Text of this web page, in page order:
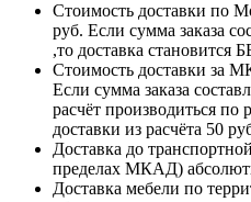
Стоимость доставки по
руб. Если сумма заказа
,то доставка
Стоимость доставки за
Если сумма заказа
расчёт производиться
доставки из расчёта 50
Доставка до
пределах МКАД)
Доставка мебели по